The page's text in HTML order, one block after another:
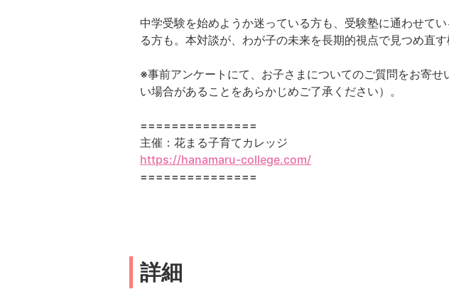
中学受験を始めようか迷っている方も、受験塾に通わせて
る方も。本対談が、わが子の未来を長期的視点で見つめ直す
※事前アンケートにて、お子さまについてのご質問をお寄
い場合があることをあらかじめご了承ください）。
===============
主催：花まる子育てカレッジ
https://hanamaru-college.com/
===============
詳細